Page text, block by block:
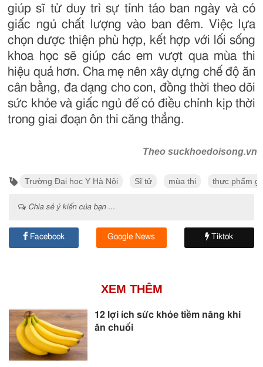
giúp sĩ tử duy trì sự tỉnh táo ban ngày và có
giấc ngủ chất lượng vào ban đêm. Việc lựa
chọn dược thiện phù hợp, kết hợp với lối sống
khoa học sẽ giúp các em vượt qua mùa thi
hiệu quả hơn. Cha mẹ nên xây dựng chế độ ăn
cân bằng, đa dạng cho con, đồng thời theo dõi
sức khỏe và giấc ngủ để có điều chỉnh kịp thời
trong giai đoạn ôn thi căng thẳng.
Theo suckhoedoisong.vn
Trường Đại học Y Hà Nội Sĩ tử mùa thi thực phẩm
Chia sẻ ý kiến của bạn ...
Facebook Google News Tiktok
XEM THÊM
12 lợi ích sức khỏe tiềm năng khi
ăn chuối